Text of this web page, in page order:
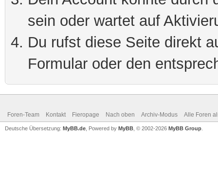
sein oder wartet auf
Du rufst diese Seite direkt
Formular oder den
Foren-Team Kontakt Fieropage Nach oben Archiv-Modus Alle Foren
Deutsche Übersetzung: MyBB.de , Powered by MyBB , © 2002-2026 MyBB Group